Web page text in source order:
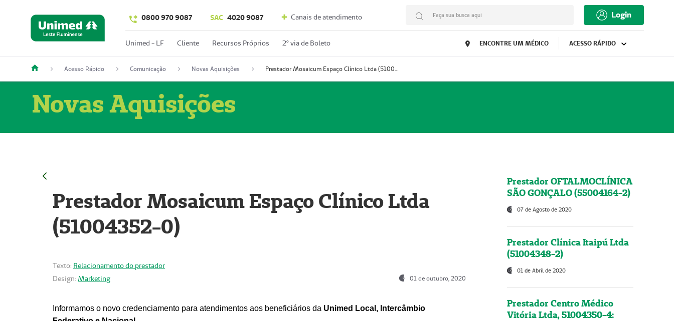
0800 970 9087 SAC 4020 9087 Canais de atendimento Faça sua busca aqui Login
Unimed - LF Cliente Recursos Próprios 2º via de Boleto ENCONTRE UM MÉDICO ACESSO RÁPIDO
Acesso Rápido Comunicação Novas Aquisições Prestador Mosaicum Espaço Clínico Ltda (51004352-0)
Novas Aquisições
Prestador Mosaicum Espaço Clínico Ltda
(51004352-0)
Texto: Relacionamento do prestador
Design: Marketing 01 de outubro, 2020
Informamos o novo credenciamento para atendimentos aos beneficiários da Unimed Local, Intercâmbio
Prestador OFTALMOCLÍNICA
SÃO GONÇALO (55004164-2)
07 de Agosto de 2020
Prestador Clínica Itaipú Ltda
(51004348-2)
01 de Abril de 2020
Prestador Centro Médico
Vitória Ltda, 51004350-4: